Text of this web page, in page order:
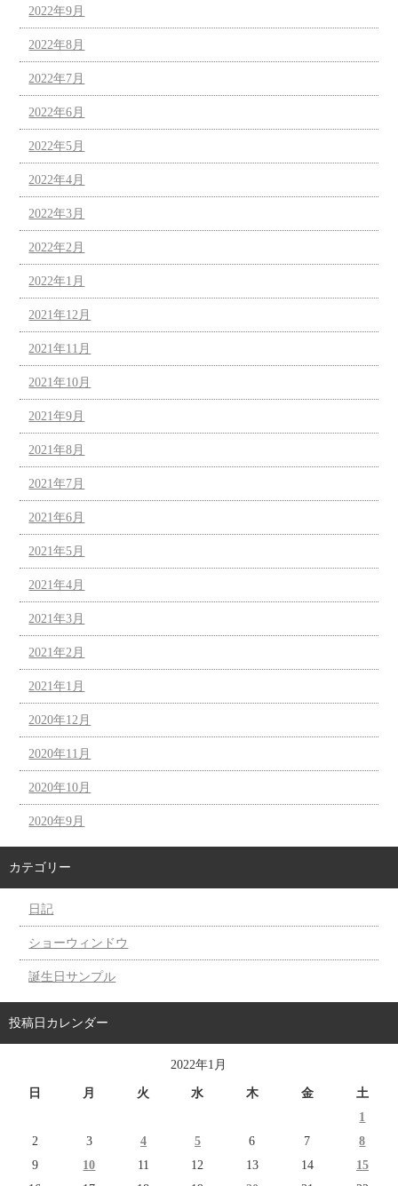
2022年9月
2022年8月
2022年7月
2022年6月
2022年5月
2022年4月
2022年3月
2022年2月
2022年1月
2021年12月
2021年11月
2021年10月
2021年9月
2021年8月
2021年7月
2021年6月
2021年5月
2021年4月
2021年3月
2021年2月
2021年1月
2020年12月
2020年11月
2020年10月
2020年9月
カテゴリー
日記
ショーウィンドウ
誕生日サンプル
投稿日カレンダー
2022年1月
日 月 火 水 木 金
土
1
2
3 4 5 6 7
8
9
10 11 12 13 14
15